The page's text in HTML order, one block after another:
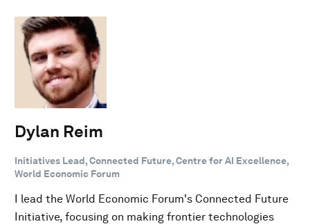
Dylan Reim
Initiatives Lead, Connected Future, Centre for AI Excellence,
World Economic Forum
I lead the World Economic Forum's Connected Future
Initiative, focusing on making frontier technologies